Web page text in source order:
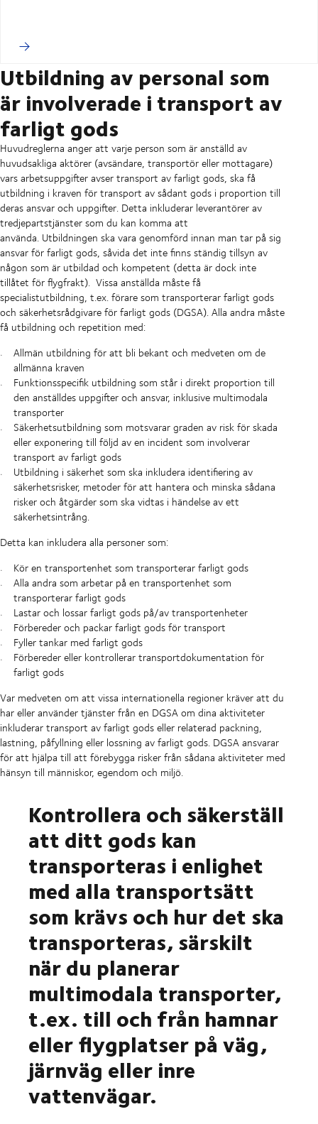
Utbildning av personal som
är involverade i transport av
farligt gods
Huvudreglerna anger att varje person som är anställd av
huvudsakliga aktörer (avsändare, transportör eller mottagare)
vars arbetsuppgifter avser transport av farligt gods, ska få
utbildning i kraven för transport av sådant gods i proportion till
deras ansvar och uppgifter. Detta inkluderar leverantörer av
tredjepartstjänster som du kan komma att
använda. Utbildningen ska vara genomförd innan man tar på sig
ansvar för farligt gods, såvida det inte finns ständig tillsyn av
någon som är utbildad och kompetent (detta är dock inte
tillåtet för flygfrakt). Vissa anställda måste få
specialistutbildning, t.ex. förare som transporterar farligt gods
och säkerhetsrådgivare för farligt gods (DGSA). Alla andra måste
få utbildning och repetition med:
Allmän utbildning för att bli bekant och medveten om de
allmänna kraven
Funktionsspecifik utbildning som står i direkt proportion till
den anställdes uppgifter och ansvar, inklusive multimodala
transporter
Säkerhetsutbildning som motsvarar graden av risk för skada
eller exponering till följd av en incident som involverar
transport av farligt gods
Utbildning i säkerhet som ska inkludera identifiering av
säkerhetsrisker, metoder för att hantera och minska sådana
risker och åtgärder som ska vidtas i händelse av ett
säkerhetsintrång.
Detta kan inkludera alla personer som:
Kör en transportenhet som transporterar farligt gods
Alla andra som arbetar på en transportenhet som
transporterar farligt gods
Lastar och lossar farligt gods på/av transportenheter
Förbereder och packar farligt gods för transport
Fyller tankar med farligt gods
Förbereder eller kontrollerar transportdokumentation för
farligt gods
Var medveten om att vissa internationella regioner kräver att du
har eller använder tjänster från en DGSA om dina aktiviteter
inkluderar transport av farligt gods eller relaterad packning,
lastning, påfyllning eller lossning av farligt gods. DGSA ansvarar
för att hjälpa till att förebygga risker från sådana aktiviteter med
hänsyn till människor, egendom och miljö.
Kontrollera och säkerställ
att ditt gods kan
transporteras i enlighet
med alla transportsätt
som krävs och hur det ska
transporteras, särskilt
när du planerar
multimodala transporter,
t.ex. till och från hamnar
eller flygplatser på väg,
järnväg eller inre
vattenvägar.